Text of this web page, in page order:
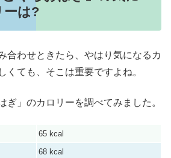
ーは?
合わせときたら、やはり気になるカ
くても、そこは重要ですよね。
ぎ」のカロリーを調べてみました。
65 kcal
68 kcal